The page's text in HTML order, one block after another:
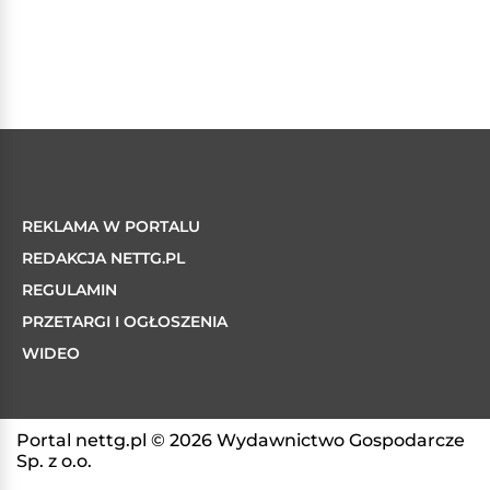
REKLAMA W PORTALU
REDAKCJA NETTG.PL
REGULAMIN
PRZETARGI I OGŁOSZENIA
WIDEO
Portal nettg.pl © 2026 Wydawnictwo Gospodarcze
Sp. z o.o.